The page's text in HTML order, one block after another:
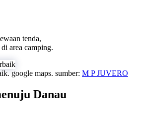
tenda,
area camping.
google maps. sumber: M P JUVERO
Danau